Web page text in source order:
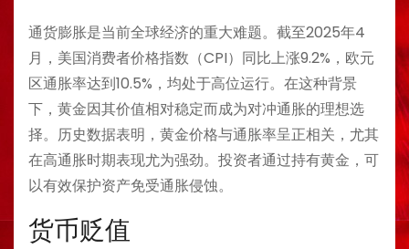
通货膨胀是当前全球经济的重大难题。截至2025年4
月，美国消费者价格指数（CPI）同比上涨9.2%，欧元
区通胀率达到10.5%，均处于高位运行。在这种背景
下，黄金因其价值相对稳定而成为对冲通胀的理想选
择。历史数据表明，黄金价格与通胀率呈正相关，尤其
在高通胀时期表现尤为强劲。投资者通过持有黄金，可
以有效保护资产免受通胀侵蚀。
货币贬值